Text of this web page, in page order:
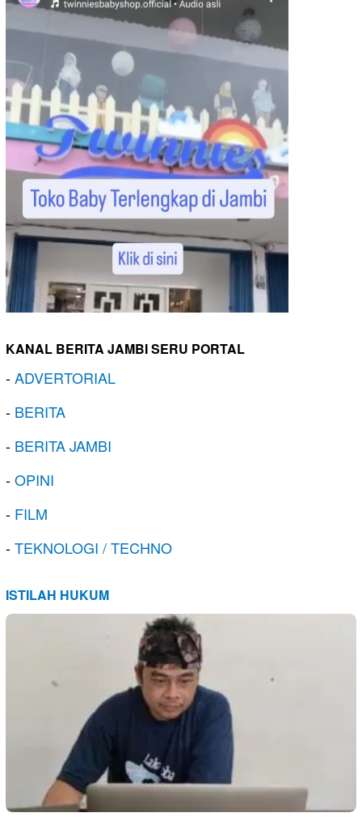
KANAL BERITA JAMBI SERU PORTAL
-ADVERTORIAL
- BERITA
- BERITA JAMBI
-OPINI
- FILM
-TEKNOLOGI / TECHNO
ISTILAH HUKUM